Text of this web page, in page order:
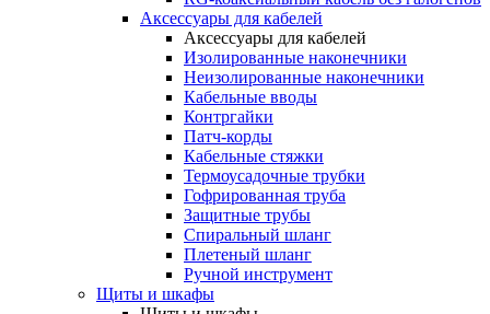
Аксессуары для кабелей
Аксессуары для кабелей
Изолированные наконечники
Неизолированные наконечники
Кабельные вводы
Контргайки
Патч-корды
Кабельные стяжки
Термоусадочные трубки
Гофрированная труба
Защитные трубы
Спиральный шланг
Плетеный шланг
Ручной инструмент
Щиты и шкафы